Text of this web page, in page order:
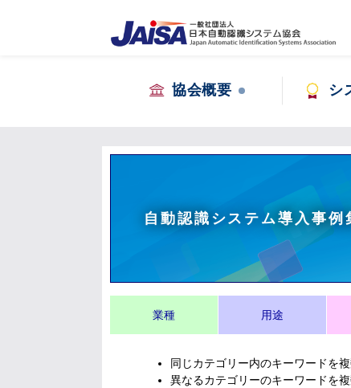
協会概要 シ
自動認識システム導入事例
業種 用途
同じカテゴリー内のキーワードを
異なるカテゴリーのキーワードを